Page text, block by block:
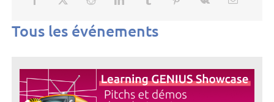
Tous les événements